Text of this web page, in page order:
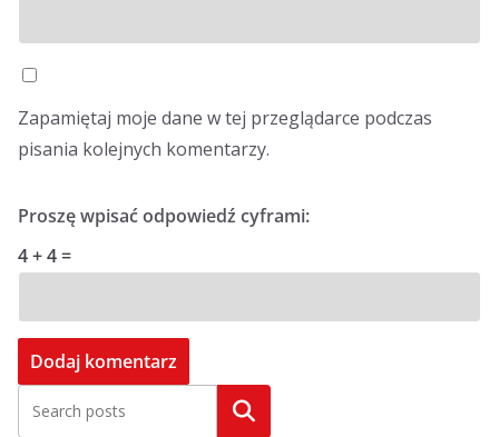
Zapamiętaj moje dane w tej przeglądarce podczas
pisania kolejnych komentarzy.
Proszę wpisać odpowiedź cyframi:
4 + 4 =
Szukaj